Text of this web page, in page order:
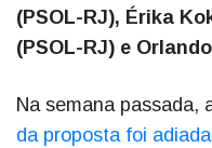
(PSOL-RJ), Érika
(PSOL-RJ) e
Na semana passada,
da proposta foi adiada